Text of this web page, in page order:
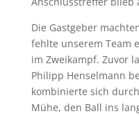
Die Gastgeber
fehlte unserem Team
im Zweikampf. Zuvor
Philipp Henselmann
kombinierte sich
Mühe, den Ball ins